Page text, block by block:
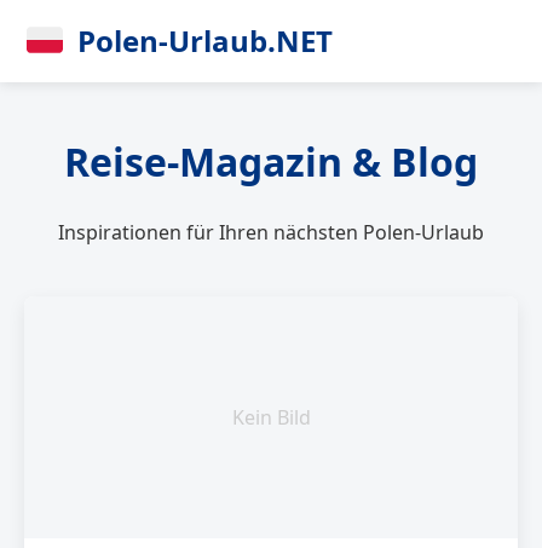
Polen-Urlaub.NET
Reise-Magazin & Blog
Inspirationen für Ihren nächsten Polen-Urlaub
Kein Bild